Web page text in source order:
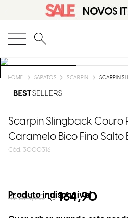
O que você está procurando?
SAPATOS SCARPIN
Scarpin Slingback Couro
Caramelo Bico Fino Salto
: 3000316
R$ 329,90 R$ 164,90
Produto indisponível